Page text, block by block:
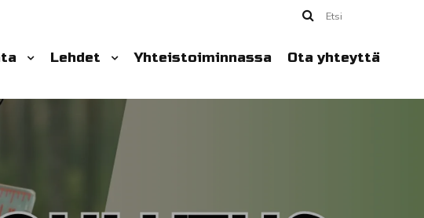
Etsi
Lehdet Yhteistoiminnassa Ota yhteyttä